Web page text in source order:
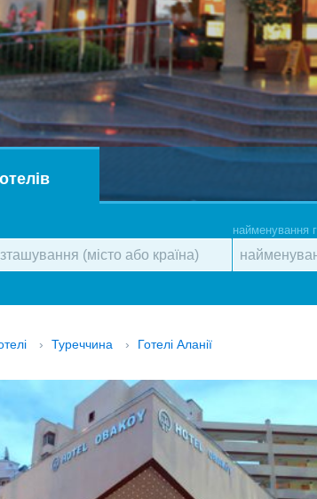
найменування
› Туреччина › Готелі Аланії